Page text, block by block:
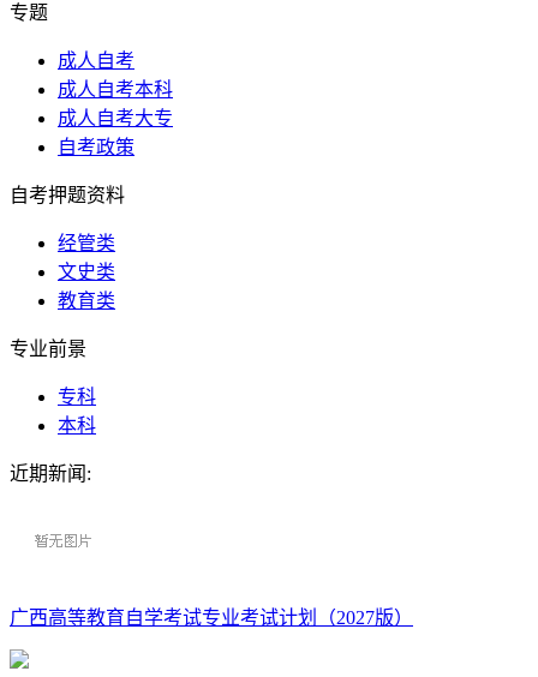
专题
成人自考
成人自考本科
成人自考大专
自考政策
自考押题资料
经管类
文史类
教育类
专业前景
专科
本科
近期新闻:
广西高等教育自学考试专业考试计划（2027版）